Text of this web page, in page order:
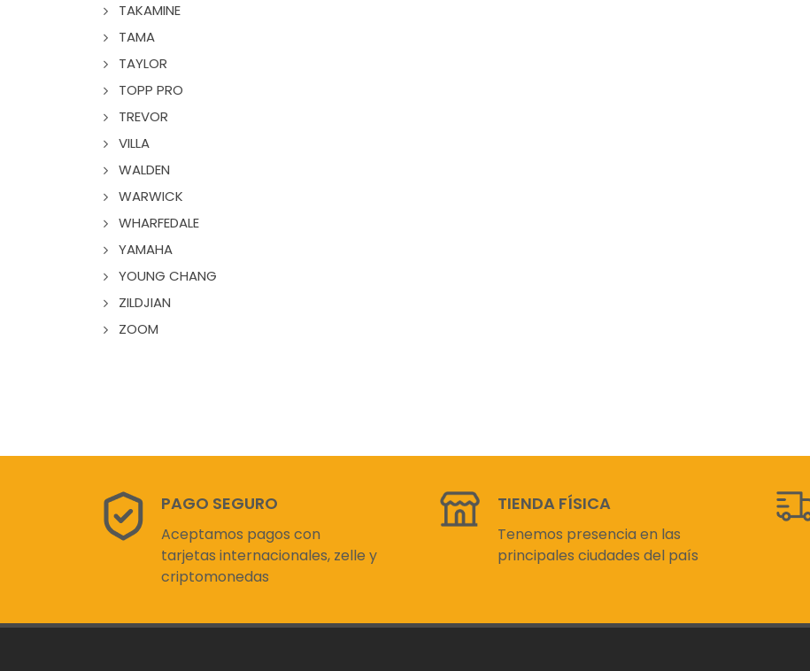
TAKAMINE
TAMA
TAYLOR
TOPP PRO
TREVOR
VILLA
WALDEN
WARWICK
WHARFEDALE
YAMAHA
YOUNG CHANG
ZILDJIAN
ZOOM
PAGO SEGURO
Aceptamos pagos con
tarjetas internacionales, zelle y
criptomonedas
TIENDA FÍSICA
Tenemos presencia en las
principales ciudades del país